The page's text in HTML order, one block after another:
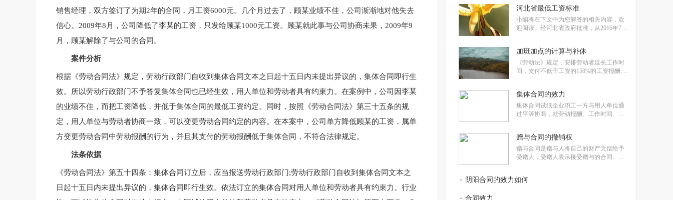
销售经理，双方签订了为期2年的合同，月工资6000元。几个月过去了，顾某业绩不佳，公司渐渐地对他失去
信心。2009年8月，公司降低了李某的工资，只发给顾某1000元工资。顾某就此事与公司协商未果，2009年9
月，顾某解除了与公司的合同。
案件分析
根据《劳动合同法》规定，劳动行政部门自收到集体合同文本之日起十五日内未提出异议的，集体合同即行生
效。所以劳动行政部门不予答复集体合同也已经生效，用人单位和劳动者具有约束力。在案例中，公司因李某
的业绩不佳，而把工资降低，并低于集体合同的最低工资约定。同时，按照《劳动合同法》第三十五条的规
定，用人单位与劳动者协商一致，可以变更劳动合同约定的内容。在本案中，公司单方降低顾某的工资，属单
方变更劳动合同中劳动报酬的行为，并且其支付的劳动报酬低于集体合同，不符合法律规定。
法条依据
《劳动合同法》第五十四条：集体合同订立后，应当报送劳动行政部门;劳动行政部门自收到集体合同文本之
日起十五日内未提出异议的，集体合同即行生效。依法订立的集体合同对用人单位和劳动者具有约束力。行业
河北省最低工资标准
小编将在下文中为您解答的相关内容，欢
迎阅读。经河北省政府批准，从2016年7月
别为1650元、1590元、1480元、1380元，
对应的小时最低工资标准分别为17元、16
元、15元、14元。其中月标准4档全
加班加点的计算与补休
《劳动法》规定，安排劳动者延长工作时
间，支付不低于工资的150%的工资报酬;休
假日加班，不能以安排补休为由拒付加班
工资，单位必须按照日工资基数的300%支
付加班工资。后单位在为小张结算工
集体合同的效力
集体合同试纸企业职工一方与用人单位通
过平等协商，就劳动报酬、工作时间、休
力。根据《劳动合同法》规定，劳动行政
部门自收到集体合同文本之日起十五日内
未提出异议的，集体合同即行生效。
赠与合同的撤销权
赠与合同是赠与人将自己的财产无偿给予
受赠人，受赠人表示接受赠与的合同。分
以向受赠人发出撤销的通知，当撤销通知
阴阳合同的效力如何
合同效力